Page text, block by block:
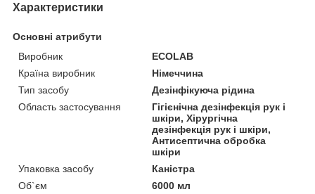
Характеристики
Основні атрибути
Виробник
ECOLAB
Країна виробник
Німеччина
Тип засобу
Дезінфікуюча рідина
Область застосування
Гігієнічна дезінфекція рук і
шкіри, Хірургічна
дезінфекція рук і шкіри,
Антисептична обробка
шкіри
Упаковка засобу
Каністра
Об`єм
6000 мл